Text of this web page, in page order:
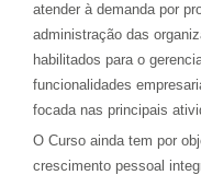
atender à demanda por
administração das
habilitados para o
funcionalidades
focada nas principais
O Curso ainda tem por
crescimento pessoal